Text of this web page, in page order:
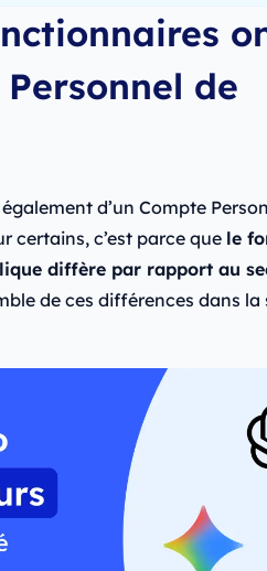
de
d’un Compte
certains, c’est parce que le
diffère par rapport au
de ces différences dans la